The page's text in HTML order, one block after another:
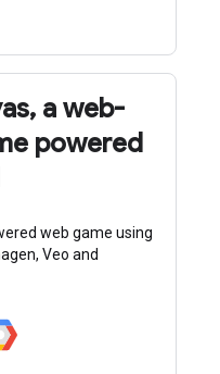
a web-
powered
web game using
Veo and